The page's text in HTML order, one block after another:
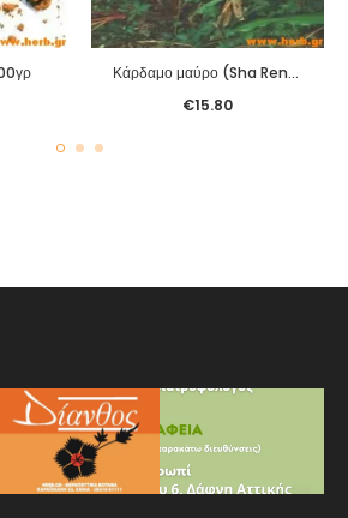
Κάρδαμο μαύρο (Sha Ren) 100γρ.
€15.80